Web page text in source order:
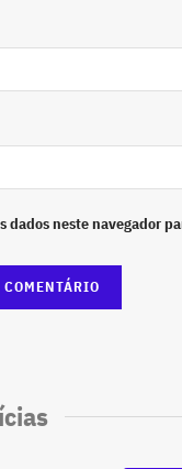
dados neste navegador